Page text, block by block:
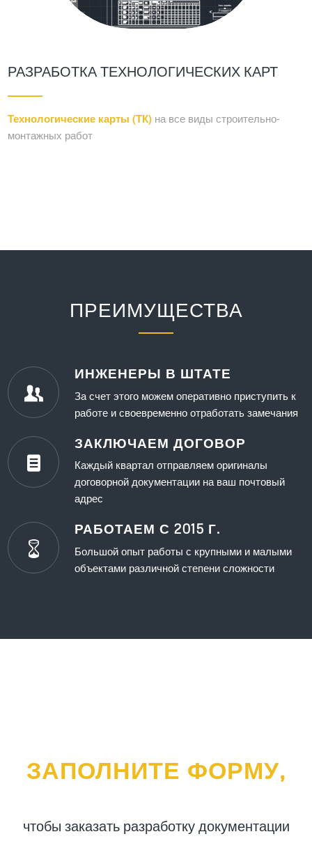
РАЗРАБОТКА ТЕХНОЛОГИЧЕСКИХ КАРТ
Технологические карты (ТК) на все виды строительно-
монтажных работ
ПРЕИМУЩЕСТВА
ИНЖЕНЕРЫ В ШТАТЕ
За счет этого можем оперативно приступить к
работе и своевременно отработать замечания
ЗАКЛЮЧАЕМ ДОГОВОР
Каждый квартал отправляем оригиналы
договорной документации на ваш почтовый
адрес
РАБОТАЕМ С 2015 Г.
Большой опыт работы с крупными и малыми
объектами различной степени сложности
ЗАПОЛНИТЕ ФОРМУ,
чтобы заказать разработку документации